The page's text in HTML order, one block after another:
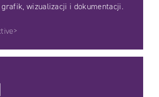
wizualizacji i dokumentacji.